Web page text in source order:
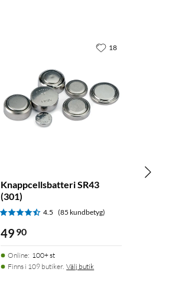
Knappcellsbatteri SR43
(301)
4.5 (85 kundbetyg)
49 90
Online: 100+ st
Finns i 109 butiker. Välj butik
18